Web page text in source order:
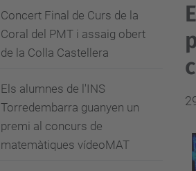
Concert Final de Curs de la
Coral del PMT i assaig obert
de la Colla Castellera
Els alumnes de l'INS
Torredembarra guanyen un
premi al concurs de
matemàtiques vídeoMAT